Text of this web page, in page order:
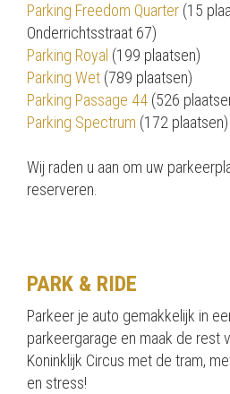
Parking Freedom Quarter (15
Onderrichtsstraat 67)
Parking Royal (199 plaatsen)
Parking Wet (789 plaatsen)
Parking Passage 44 (526
Parking Spectrum (172 plaatsen)
Wij raden u aan om uw
reserveren.
PARK & RIDE
Parkeer je auto gemakkelijk in
parkeergarage en maak de rest
Koninklijk Circus met de tram,
en stress!